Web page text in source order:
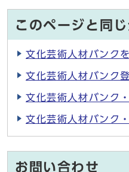
このページと同
文化芸術人材バンク
文化芸術人材バンク
文化芸術人材バンク
文化芸術人材バンク
お問い合わせ